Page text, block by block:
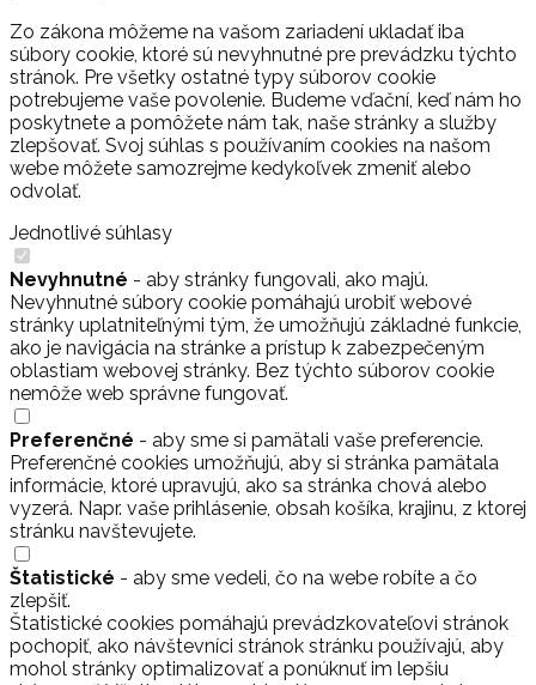
Zo zákona môžeme na vašom zariadení ukladať iba
súbory cookie, ktoré sú nevyhnutné pre prevádzku týchto
stránok. Pre všetky ostatné typy súborov cookie
potrebujeme vaše povolenie. Budeme vďační, keď nám ho
poskytnete a pomôžete nám tak, naše stránky a služby
zlepšovať. Svoj súhlas s používaním cookies na našom
webe môžete samozrejme kedykoľvek zmeniť alebo
odvolať.
Jednotlivé súhlasy
Nevyhnutné - aby stránky fungovali, ako majú.
Nevyhnutné súbory cookie pomáhajú urobiť webové
stránky uplatniteľnými tým, že umožňujú základné funkcie,
ako je navigácia na stránke a prístup k zabezpečeným
oblastiam webovej stránky. Bez týchto súborov cookie
nemôže web správne fungovať.
Preferenčné - aby sme si pamätali vaše preferencie.
Preferenčné cookies umožňujú, aby si stránka pamätala
informácie, ktoré upravujú, ako sa stránka chová alebo
vyzerá. Napr. vaše prihlásenie, obsah košíka, krajinu, z ktorej
stránku navštevujete.
Štatistické - aby sme vedeli, čo na webe robíte a čo
zlepšiť.
Štatistické cookies pomáhajú prevádzkovateľovi stránok
pochopiť, ako návštevníci stránok stránku používajú, aby
mohol stránky optimalizovať a ponúknuť im lepšiu